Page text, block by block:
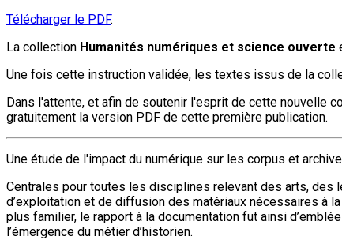
Télécharger le PDF.
La collection Humanités numériques et science ouverte
Une fois cette instruction validée, les textes issus de la
Dans l'attente, et afin de soutenir l'esprit de cette nouvelle
gratuitement la version PDF de cette première publication.
Une étude de l'impact du numérique sur les corpus et
Centrales pour toutes les disciplines relevant des arts,
d’exploitation et de diffusion des matériaux nécessaires à
plus familier, le rapport à la documentation fut ainsi
l’émergence du métier d’historien.